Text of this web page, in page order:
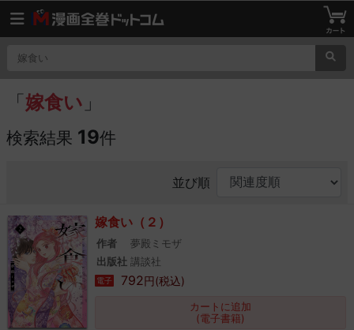
「嫁食い 」
検索結果 19件
並び順
嫁食い（２）
作者
夢殿ミモザ
出版社 講談社
電子 792円(税込)
カートに追加
(電子書籍)